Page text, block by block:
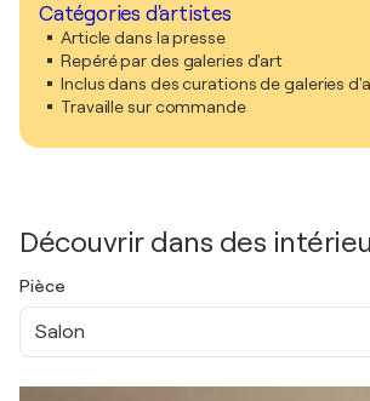
Catégories d'artistes
Article dans la presse
Repéré par des galeries d'art
Inclus dans des curations de galeries
Travaille sur commande
Découvrir dans des
Pièce
Salon